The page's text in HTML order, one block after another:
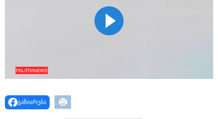
განცხადებასთან დაკავშირებით - პროკურატურის
გაზიარება